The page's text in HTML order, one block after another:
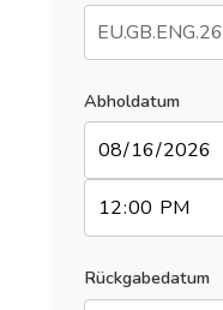
Abholdatum
Rückgabedatum